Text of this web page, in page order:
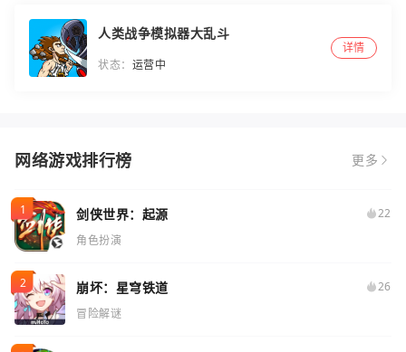
人类战争模拟器大乱斗
状态： 运营中
详情
网络游戏排行榜 更多
剑侠世界：起源
22
角色扮演
崩坏：星穹铁道
26
冒险解谜